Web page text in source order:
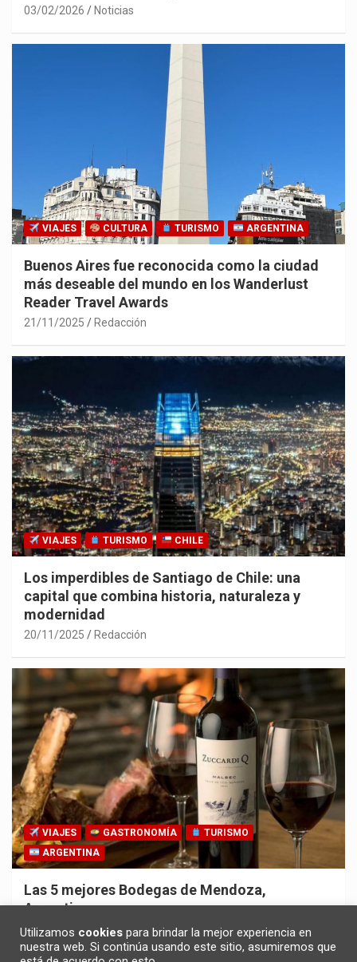
03/02/2026 Noticias
VIAJES CULTURA TURISMO ARGENTINA
Buenos Aires fue reconocida como la ciudad
más deseable del mundo en los Wanderlust
Reader Travel Awards
21/11/2025 Redacción
VIAJES TURISMO CHILE
Los imperdibles de Santiago de Chile: una
capital que combina historia, naturaleza y
modernidad
20/11/2025 Redacción
VIAJES GASTRONOMÍA
TURISMO
ARGENTINA
Las 5 mejores Bodegas de Mendoza,
Argentina
30/10/2025 Redacción
Utilizamos cookies para brindar la mejor experiencia en
nuestra web. Si continúa usando este sitio, asumiremos que